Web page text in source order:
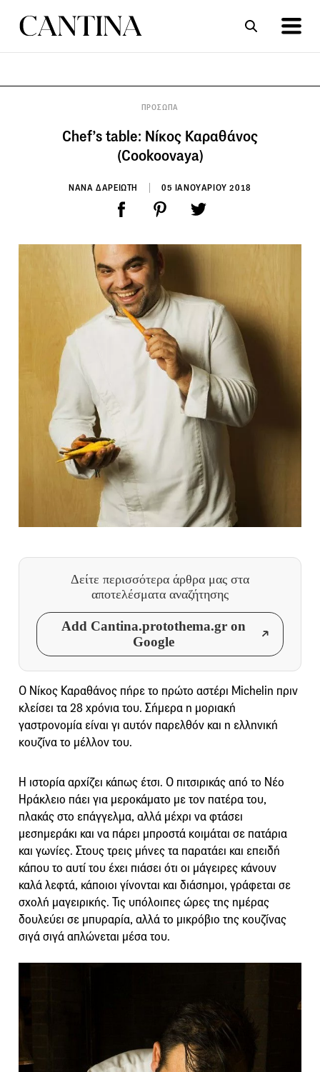
ΠΡΟΣΩΠΑ
Chef’s table: Νίκος Καραθάνος
(Cookoovaya)
ΝΑΝΑ ΔΑΡΕΙΩΤΗ 05 ΙΑΝΟΥΑΡΙΟΥ 2018
Δείτε περισσότερα άρθρα μας στα
αποτελέσματα αναζήτησης
Add Cantina.protothema.gr on
Google
Ο Νίκος Καραθάνος πήρε το πρώτο αστέρι Michelin πριν
κλείσει τα 28 χρόνια του. Σήμερα η μοριακή
γαστρονομία είναι γι αυτόν παρελθόν και η ελληνική
κουζίνα το μέλλον του.
Η ιστορία αρχίζει κάπως έτσι. Ο πιτσιρικάς από το Νέο
Ηράκλειο πάει για μεροκάματο με τον πατέρα του,
πλακάς στο επάγγελμα, αλλά μέχρι να φτάσει
μεσημεράκι και να πάρει μπροστά κοιμάται σε πατάρια
και γωνίες. Στους τρεις μήνες τα παρατάει και επειδή
κάπου το αυτί του έχει πιάσει ότι οι μάγειρες κάνουν
καλά λεφτά, κάποιοι γίνονται και διάσημοι, γράφεται σε
σχολή μαγειρικής. Τις υπόλοιπες ώρες της ημέρας
δουλεύει σε μπυραρία, αλλά το μικρόβιο της κουζίνας
σιγά σιγά απλώνεται μέσα του.